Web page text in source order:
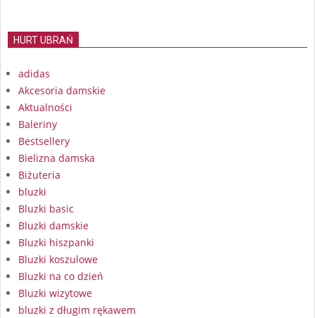
HURT UBRAŃ
adidas
Akcesoria damskie
Aktualności
Baleriny
Bestsellery
Bielizna damska
Biżuteria
bluzki
Bluzki basic
Bluzki damskie
Bluzki hiszpanki
Bluzki koszulowe
Bluzki na co dzień
Bluzki wizytowe
bluzki z długim rękawem